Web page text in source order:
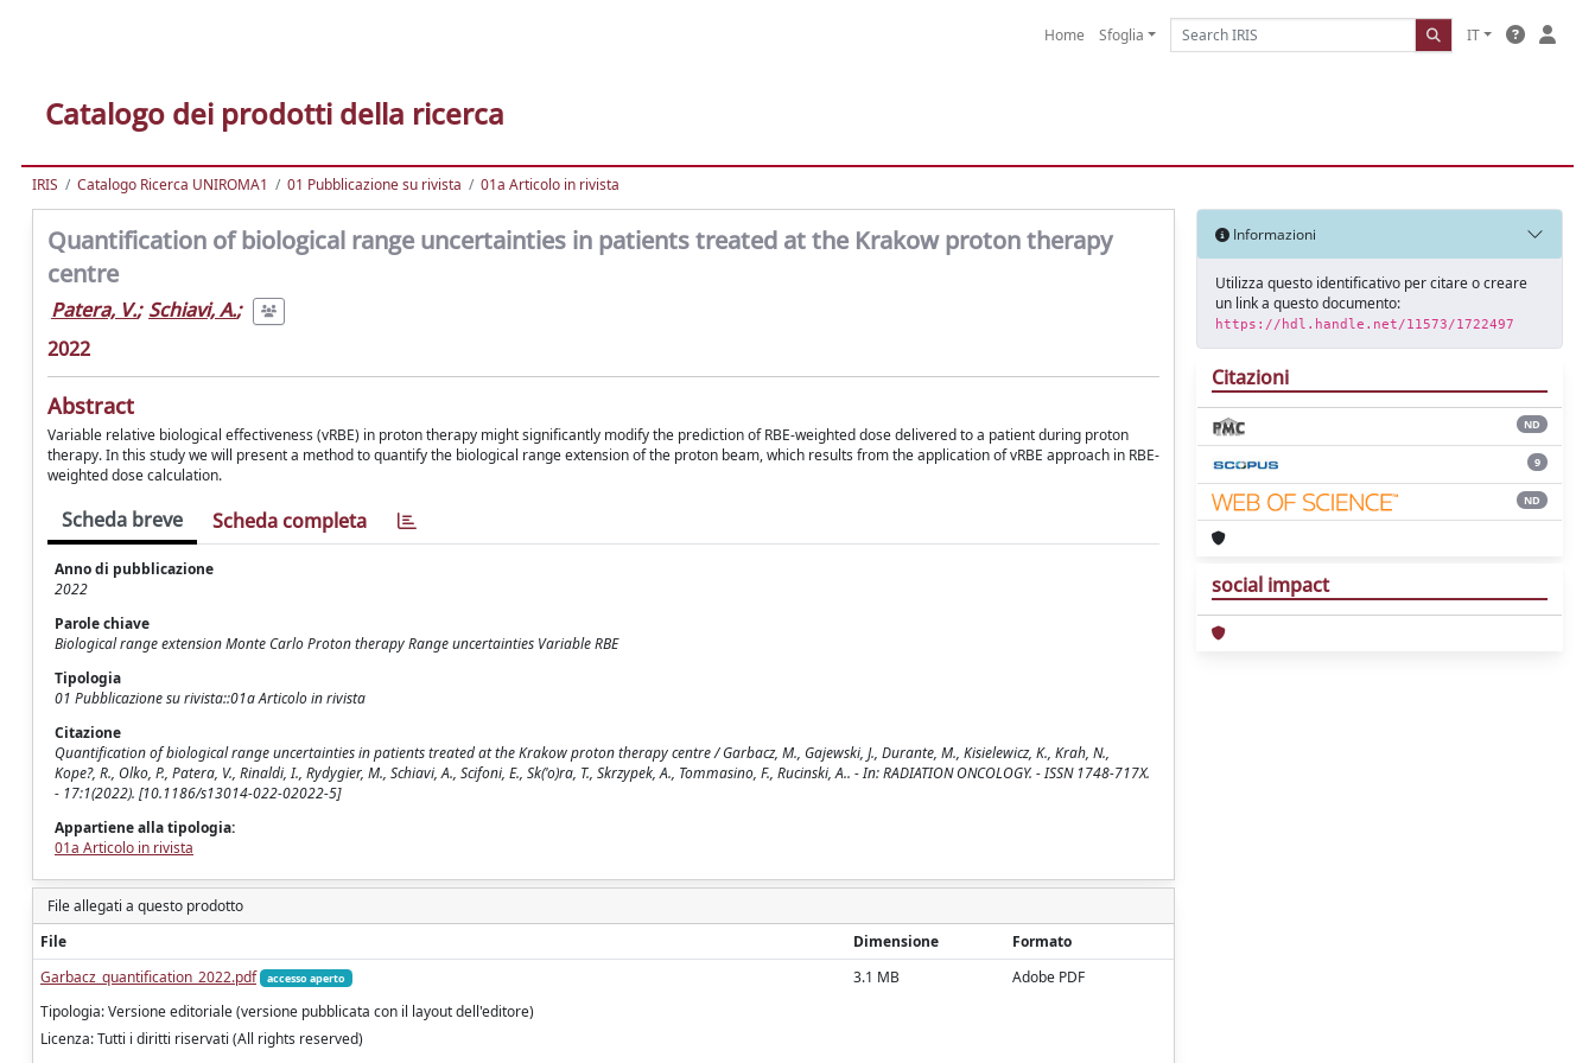
Home Sfoglia IT
Catalogo dei prodotti della ricerca
IRIS Catalogo Ricerca UNIROMA1 01 Pubblicazione su rivista 01a Articolo in rivista
Quantification of biological range uncertainties in patients treated at the Krakow proton therapy
centre
Patera, V.; Schiavi, A.;
2022
Abstract
Variable relative biological effectiveness (vRBE) in proton therapy might significantly modify the prediction of RBE-weighted dose delivered to a patient during proton
therapy. In this study we will present a method to quantify the biological range extension of the proton beam, which results from the application of vRBE approach in RBE-
weighted dose calculation.
Scheda breve Scheda completa
Anno di pubblicazione
2022
Parole chiave
Biological range extension Monte Carlo Proton therapy Range uncertainties Variable RBE
Tipologia
01 Pubblicazione su rivista::01a Articolo in rivista
Citazione
Quantification of biological range uncertainties in patients treated at the Krakow proton therapy centre / Garbacz, M., Gajewski, J., Durante, M., Kisielewicz, K., Krah, N.,
Kope?, R., Olko, P., Patera, V., Rinaldi, I., Rydygier, M., Schiavi, A., Scifoni, E., Sk('o)ra, T., Skrzypek, A., Tommasino, F., Rucinski, A.. - In: RADIATION ONCOLOGY. - ISSN 1748-717X.
- 17:1(2022). [10.1186/s13014-022-02022-5]
Appartiene alla tipologia:
01a Articolo in rivista
File allegati a questo prodotto
File
Dimensione
Formato
Garbacz_quantification_2022.pdf
accesso aperto
Tipologia: Versione editoriale (versione pubblicata con il layout dell'editore)
Licenza: Tutti i diritti riservati (All rights reserved)
3.1 MB Adobe PDF
Informazioni
Utilizza questo identificativo per citare o creare
un link a questo documento:
https://hdl.handle.net/11573/1722497
Citazioni
ND
9
ND
social impact